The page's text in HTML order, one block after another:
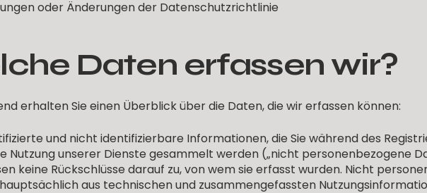
oder Änderungen der Datenschutzrichtlinie
Daten erfassen wir?
erhalten Sie einen Überblick über die Daten, die wir erfassen können:
und nicht identifizierbare Informationen, die Sie während des
Nutzung unserer Dienste gesammelt werden („nicht personenbezogene
keine Rückschlüsse darauf zu, von wem sie erfasst wurden. Nicht
aus technischen und zusammengefassten